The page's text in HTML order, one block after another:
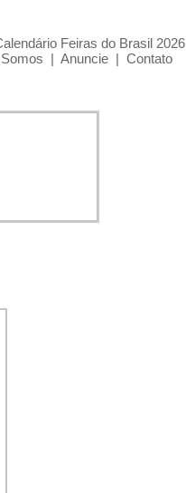
Feiras do Brasil 2026
| Anuncie | Contato